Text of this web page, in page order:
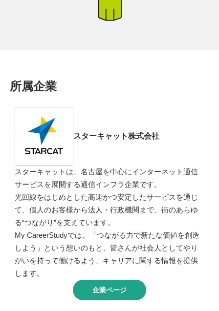
所属企業
スターキャット株式会社
スターキャットは、名古屋を中心にインターネット通信
サービスを展開する通信インフラ企業です。
光回線をはじめとした高速かつ安定したサービスを通じ
て、個人のお客様から法人・行政機関まで、街のあらゆ
る“つながり”を支えています。
My CareerStudyでは、「つながる力で新たな価値を創造
しよう」という想いのもと、皆さんが社会人としてやり
がいを持って働けるよう、キャリアに関する情報を提供
します。
企業ページ